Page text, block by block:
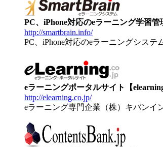
PC、iPhone対応のeラーニング学習
http://smartbrain.info/
PC、iPhone対応のeラーニングシステ
eラーニングポータルサイト【
http://elearning.co.jp/
eラーニング専門企業（株）キバンイ